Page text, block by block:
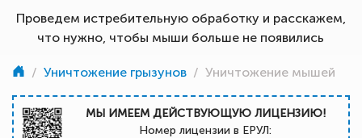
Проведем истребительную обработку и расскажем,
что нужно, чтобы мыши больше не появились
/ Уничтожение грызунов / Уничтожение мышей
МЫ ИМЕЕМ ДЕЙСТВУЮЩУЮ ЛИЦЕНЗИЮ!
Номер лицензии в ЕРУЛ: